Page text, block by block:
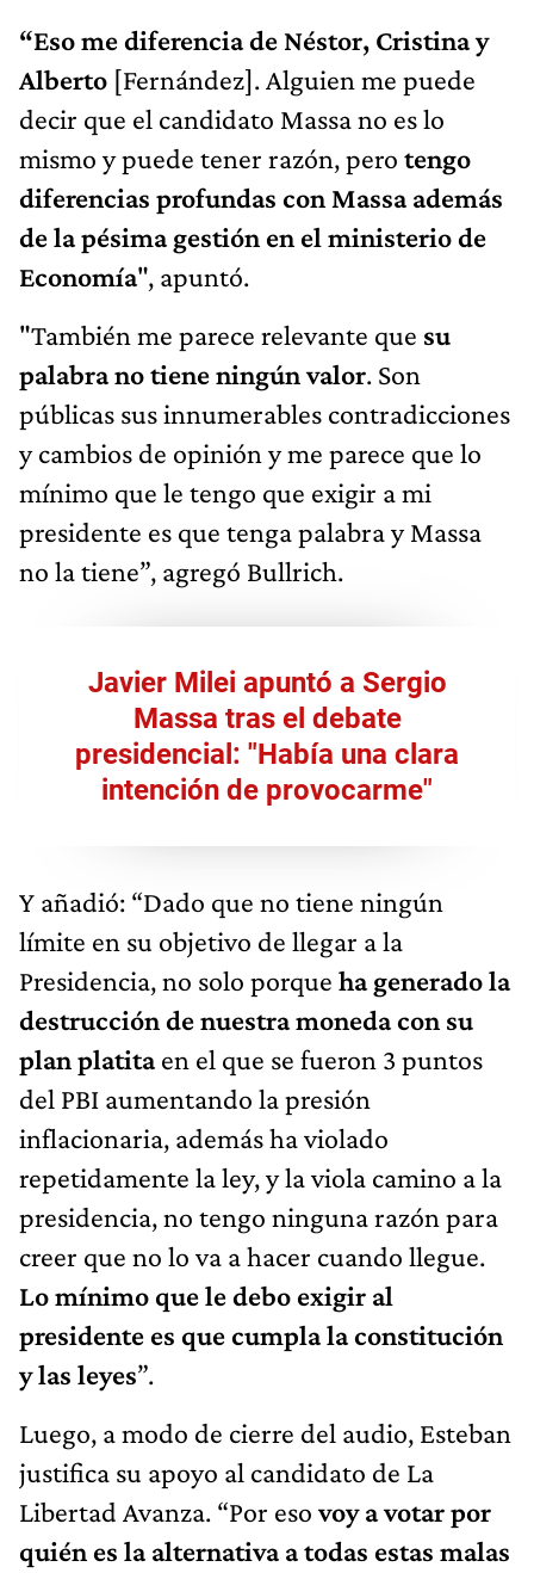
“Eso me diferencia de Néstor, Cristina y
Alberto [Fernández]. Alguien me puede
decir que el candidato Massa no es lo
mismo y puede tener razón, pero tengo
diferencias profundas con Massa además
de la pésima gestión en el ministerio de
Economía", apuntó.
"También me parece relevante que su
palabra no tiene ningún valor. Son
públicas sus innumerables contradicciones
y cambios de opinión y me parece que lo
mínimo que le tengo que exigir a mi
presidente es que tenga palabra y Massa
no la tiene”, agregó Bullrich.
Javier Milei apuntó a Sergio
Massa tras el debate
presidencial: "Había una clara
intención de provocarme"
Y añadió: “Dado que no tiene ningún
límite en su objetivo de llegar a la
Presidencia, no solo porque ha generado la
destrucción de nuestra moneda con su
plan platitaen el que se fueron 3 puntos
del PBI aumentando la presión
inflacionaria, además ha violado
repetidamente la ley, y la viola camino a la
presidencia, no tengo ninguna razón para
creer que no lo va a hacer cuando llegue.
Lo mínimo que le debo exigir al
presidente es que cumpla la constitución
y las leyes”.
Luego, a modo de cierre del audio, Esteban
justifica su apoyo al candidato de La
Libertad Avanza. “Por esovoy a votar por
quién es la alternativa a todas estas malas